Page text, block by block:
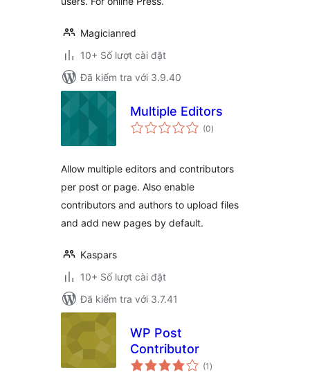
Magicianred
10+ Số lượt cài đặt
Đã kiểm tra với 3.9.40
Multiple Editors
(0tổng
đánh
)
Allow multiple editors and contributors
per post or page. Also enable
contributors and authors to upload files
and add new pages by default.
Kaspars
10+ Số lượt cài đặt
Đã kiểm tra với 3.7.41
WP Post
Contributor
(1 tổng
đánh
)